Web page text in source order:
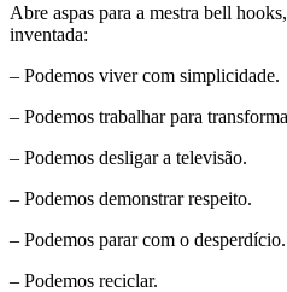
Abre aspas para a mestra bell
inventada:
– Podemos viver com simplicidade.
– Podemos trabalhar para
– Podemos desligar a televisão.
– Podemos demonstrar respeito.
– Podemos parar com o desperdício.
– Podemos reciclar.